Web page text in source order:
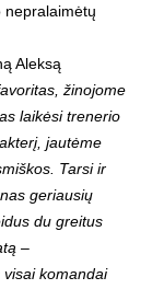
nepralaimėtų
Aleksą
žinojome
laikėsi trenerio
jautėme
Tarsi ir
geriausių
du greitus
–
komandai